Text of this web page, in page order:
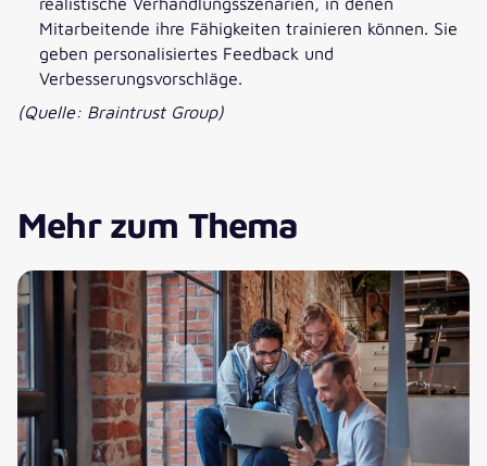
Mitarbeitende ihre Fähigkeiten trainieren können. Sie
geben personalisiertes Feedback und
Verbesserungsvorschläge.
(Quelle: Braintrust Group)
Mehr zum Thema